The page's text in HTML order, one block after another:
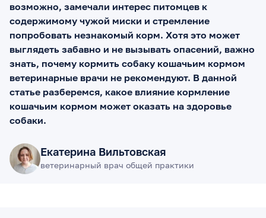
возможно, замечали интерес питомцев к
содержимому чужой миски и стремление
попробовать незнакомый корм. Хотя это может
выглядеть забавно и не вызывать опасений, важно
знать, почему кормить собаку кошачьим кормом
ветеринарные врачи не рекомендуют. В данной
статье разберемся, какое влияние кормление
кошачьим кормом может оказать на здоровье
собаки.
Екатерина Вильтовская
ветеринарный врач общей практики